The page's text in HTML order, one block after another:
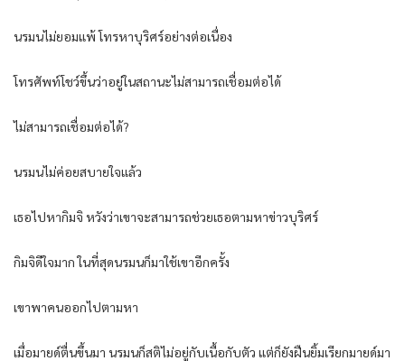
นรมนไม่ยอมแพ้ โทรหาบุริศร์อย่างต่อเนื่อง
โทรศัพท์โชว์ขึ้นว่าอยู่ในสถานะไม่สามารถเชื่อมต่อได้
ไม่สามารถเชื่อมต่อได้?
นรมนไม่ค่อยสบายใจแล้ว
เธอไปหากิมจิ หวังว่าเขาจะสามารถช่วยเธอตามหาข่าวบุริศร์
กิมจิดีใจมาก ในที่สุดนรมนก็มาใช้เขาอีกครั้ง
เขาพาคนออกไปตามหา
เมื่อมายด์ตื่นขึ้นมา นรมนก็สติไม่อยู่กับเนื้อกับตัว แต่ก็ยังฝืนยิ้มเรียกมายด์มา